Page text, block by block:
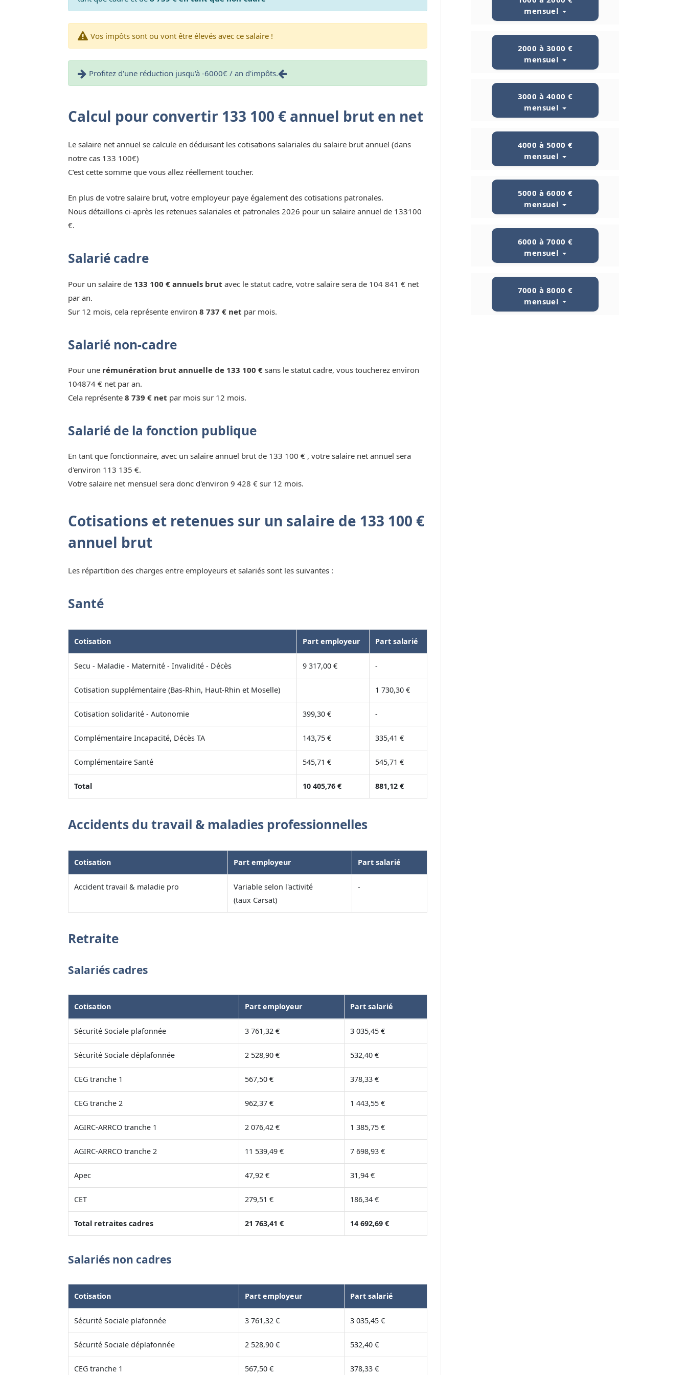
Vos impôts sont ou vont être élevés avec ce salaire !
Profitez d'une réduction jusqu'à -6000€ / an d'impôts.
Calcul pour convertir 133 100 € annuel brut en net
Le salaire net annuel se calcule en déduisant les cotisations salariales du salaire brut annuel (dans
notre cas 133 100€)
C'est cette somme que vous allez réellement toucher.
En plus de votre salaire brut, votre employeur paye également des cotisations patronales.
Nous détaillons ci-après les retenues salariales et patronales 2026 pour un salaire annuel de 133100
€.
Salarié cadre
Pour un salaire de 133 100 € annuels brut avec le statut cadre, votre salaire sera de 104 841 € net
par an.
Sur 12 mois, cela représente environ 8 737 € net par mois.
Salarié non-cadre
Pour une rémunération brut annuelle de 133 100 € sans le statut cadre, vous toucherez environ
104874 € net par an.
Cela représente 8 739 € net par mois sur 12 mois.
Salarié de la fonction publique
En tant que fonctionnaire, avec un salaire annuel brut de 133 100 € , votre salaire net annuel sera
d'environ 113 135 €.
Votre salaire net mensuel sera donc d'environ 9 428 € sur 12 mois.
Cotisations et retenues sur un salaire de 133 100 €
annuel brut
Les répartition des charges entre employeurs et salariés sont les suivantes :
Santé
Cotisation Part employeur Part salarié
Secu - Maladie - Maternité - Invalidité - Décès 9 317,00 € -
Cotisation supplémentaire (Bas-Rhin, Haut-Rhin et Moselle) 1 730,30 €
Cotisation solidarité - Autonomie 399,30 € -
Complémentaire Incapacité, Décès TA 143,75 € 335,41 €
Complémentaire Santé 545,71 € 545,71 €
Total 10 405,76 € 881,12 €
Accidents du travail & maladies professionnelles
Cotisation Part employeur Part salarié
Accident travail & maladie pro
Variable selon l'activité
(taux Carsat)
-
Retraite
Salariés cadres
Cotisation Part employeur Part salarié
Sécurité Sociale plafonnée 3 761,32 € 3 035,45 €
Sécurité Sociale déplafonnée 2 528,90 € 532,40 €
CEG tranche 1 567,50 € 378,33 €
CEG tranche 2 962,37 € 1 443,55 €
AGIRC-ARRCO tranche 1 2 076,42 € 1 385,75 €
AGIRC-ARRCO tranche 2 11 539,49 € 7 698,93 €
Apec 47,92 € 31,94 €
CET 279,51 € 186,34 €
Total retraites cadres 21 763,41 € 14 692,69 €
Salariés non cadres
Cotisation Part employeur Part salarié
Sécurité Sociale plafonnée 3 761,32 € 3 035,45 €
Sécurité Sociale déplafonnée 2 528,90 € 532,40 €
CEG tranche 1 567,50 € 378,33 €
mensuel
2000 à 3000 €
mensuel
3000 à 4000 €
mensuel
4000 à 5000 €
mensuel
5000 à 6000 €
mensuel
6000 à 7000 €
mensuel
7000 à 8000 €
mensuel